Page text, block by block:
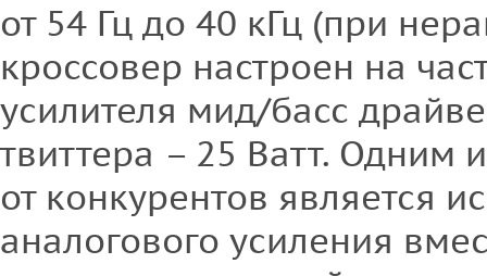
от 54 Гц до 40 кГц (при
кроссовер настроен на
усилителя мид/басс
твиттера – 25 Ватт. Одним
от конкурентов является
аналогового усиления